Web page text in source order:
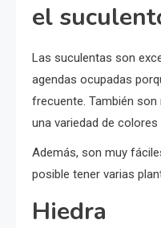
el
Las suculentas son
agendas ocupadas
frecuente. También
una variedad de colores
Además, son muy
posible tener varias
Hiedra